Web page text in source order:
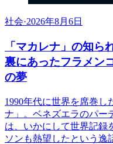
社会·2026年8月6日
「マカレナ」の知ら
裏にあったフラメン
の夢
1990年代に世界を席巻し
ナ」。ベネズエラのパー
は、いかにして世界記録
ソンも熱望したという逸